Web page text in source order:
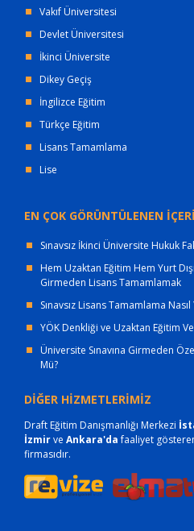
Vakıf Üniversitesi
Devlet Üniversitesi
İkinci Üniversite
Dikey Geçiş
İngilizce Eğitim
Türkçe Eğitim
Lisans Tamamlama
Lise
EN ÇOK GÖRÜNTÜLENEN
Sınavsız İkinci Üniversite Hukuk
Hem Uzaktan Eğitim Hem Yurt
Girmeden Lisans Tamamlamak
Sınavsız Lisans Tamamlama Nasıl
YÖK Denkliği ve Uzaktan Eğitim
Üniversite Sınavına Girmeden
Mü?
DİĞER HİZMETLERİMİZ
Draft Eğitim Danışmanlığı Merkezi
İzmirve Ankara'dafaaliyet
firmasıdır.